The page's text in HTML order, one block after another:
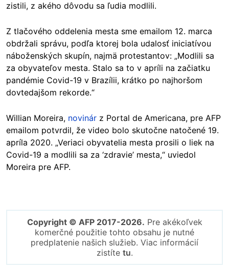
zistili, z akého dôvodu sa ľudia modlili.
Z tlačového oddelenia mesta sme emailom 12. marca
obdržali správu, podľa ktorej bola udalosť iniciatívou
náboženských skupín, najmä protestantov: „Modlili sa
za obyvateľov mesta. Stalo sa to v apríli na začiatku
pandémie Covid-19 v Brazílii, krátko po najhoršom
dovtedajšom rekorde.“
Willian Moreira, novinár z Portal de Americana, pre AFP
emailom potvrdil, že video bolo skutočne natočené 19.
apríla 2020. „Veriaci obyvatelia mesta prosili o liek na
Covid-19 a modlili sa za ‘zdravie’ mesta,“ uviedol
Moreira pre AFP.
Copyright © AFP 2017-2026. Pre akékoľvek
komerčné použitie tohto obsahu je nutné
predplatenie našich služieb. Viac informácií
zistíte tu.